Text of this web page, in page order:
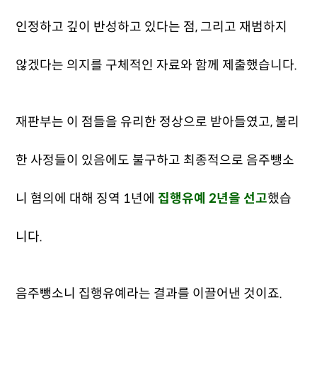
인정하고 깊이 반성하고 있다는 점, 그리고 재범하지
않겠다는 의지를 구체적인 자료와 함께 제출했습니다.
재판부는 이 점들을 유리한 정상으로 받아들였고, 불리
한 사정들이 있음에도 불구하고 최종적으로 음주뺑소
니 혐의에 대해 징역 1년에 집행유예 2년을 선고했습
니다.
음주뺑소니 집행유예라는 결과를 이끌어낸 것이죠.